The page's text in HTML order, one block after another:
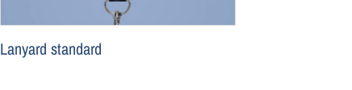
Lanyard standard